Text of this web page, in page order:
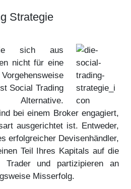
Strategie
sich aus
nicht für eine
Social Trading
bei einem Broker engagiert,
ausgerichtet ist. Entweder,
erfolgreicher Devisenhändler,
Teil Ihres Kapitals auf die
Trader und partizipieren an
Misserfolg.